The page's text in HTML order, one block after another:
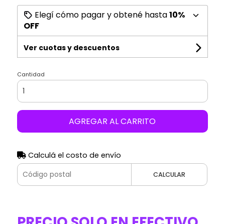
Elegí cómo pagar y obtené hasta10%
OFF
Ver cuotas y descuentos
Cantidad
AGREGAR AL CARRITO
Calculá el costo de envío
CALCULAR